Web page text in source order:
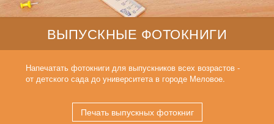
ВЫПУСКНЫЕ ФОТОКНИГИ
Напечатать фотокниги для выпускников всех возрастов -
от детского сада до университета в городе Меловое.
Печать выпускных фотокниг